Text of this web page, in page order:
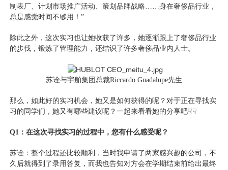
制表厂、计划市场推广活动、策划品牌战略……身在奢侈品行业，
总是感觉时间不够用！”
除此之外，这次实习也让她收获了许多，她逐渐跟上了奢侈品行业
的步伐，锻炼了管理能力，还结识了许多奢侈品业内人士。
苏诠与宇舶集团总裁Riccardo Guadalupe先生
那么，如此好的实习机会，她又是如何获得的呢？对于正在寻找实
习的同学们，她又有哪些建议呢？一起来看看她的分享吧☟☟
Q1：在这次寻找实习的过程中，您有什么感受呢？
苏诠：整个过程还比较顺利，当时我申请了两家感兴趣的公司，不
久后就得到了录用答复，而我也告知对方会在学期结束前给出最终